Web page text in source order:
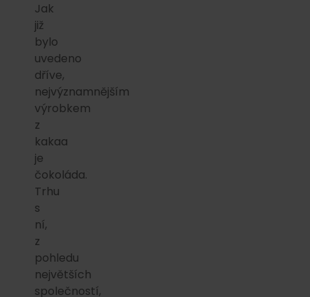
Jak
již
bylo
uvedeno
dříve,
nejvýznamnějším
výrobkem
z
kakaa
je
čokoláda.
Trhu
s
ní,
z
pohledu
největších
společností,